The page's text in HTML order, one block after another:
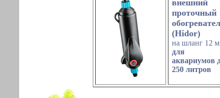
внешний
проточный
(Hidor)
на шланг 12
для
аквариумов
250 литров